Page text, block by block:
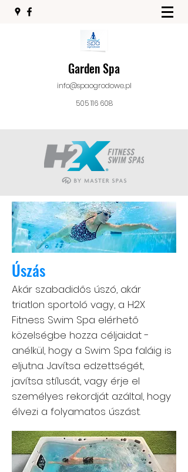
Garden Spa
info@spaogrodowe.pl
505 116 608
Úszás
Akár szabadidős úszó, akár
triatlon sportoló vagy, a H2X
Fitness Swim Spa elérhető
közelségbe hozza céljaidat -
anélkül, hogy a Swim Spa faláig is
eljutna. Javítsa edzettségét,
javítsa stílusát, vagy érje el
személyes rekordját azáltal, hogy
élvezi a folyamatos úszást.